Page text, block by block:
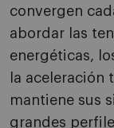
convergen
abordar las
energéticas,
la aceleración
mantiene sus
grandes